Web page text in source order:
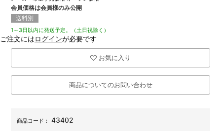
会員価格は会員様のみ公開
送料別
1～3日以内に発送予定。（土日祝除く）
ご注文にはログインが必要です
お気に入り
商品についてのお問い合わせ
商品コード： 43402